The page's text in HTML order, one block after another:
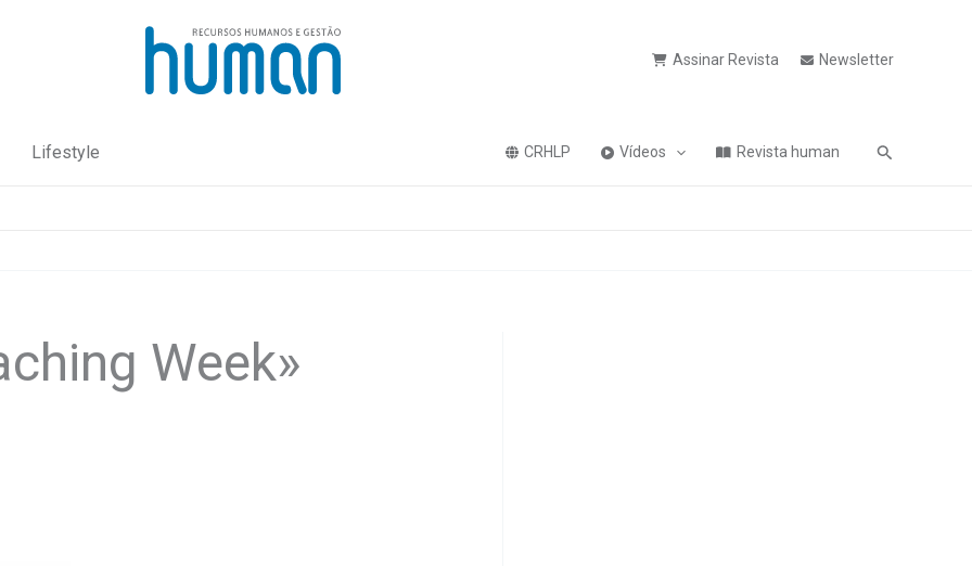
Assinar Revista Newsletter
Lifestyle CRHLP Vídeos Revista human Pesquisa
Week»